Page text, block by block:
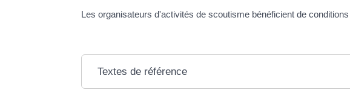
Les organisateurs d'activités de scoutisme bénéficient de
Textes de référence